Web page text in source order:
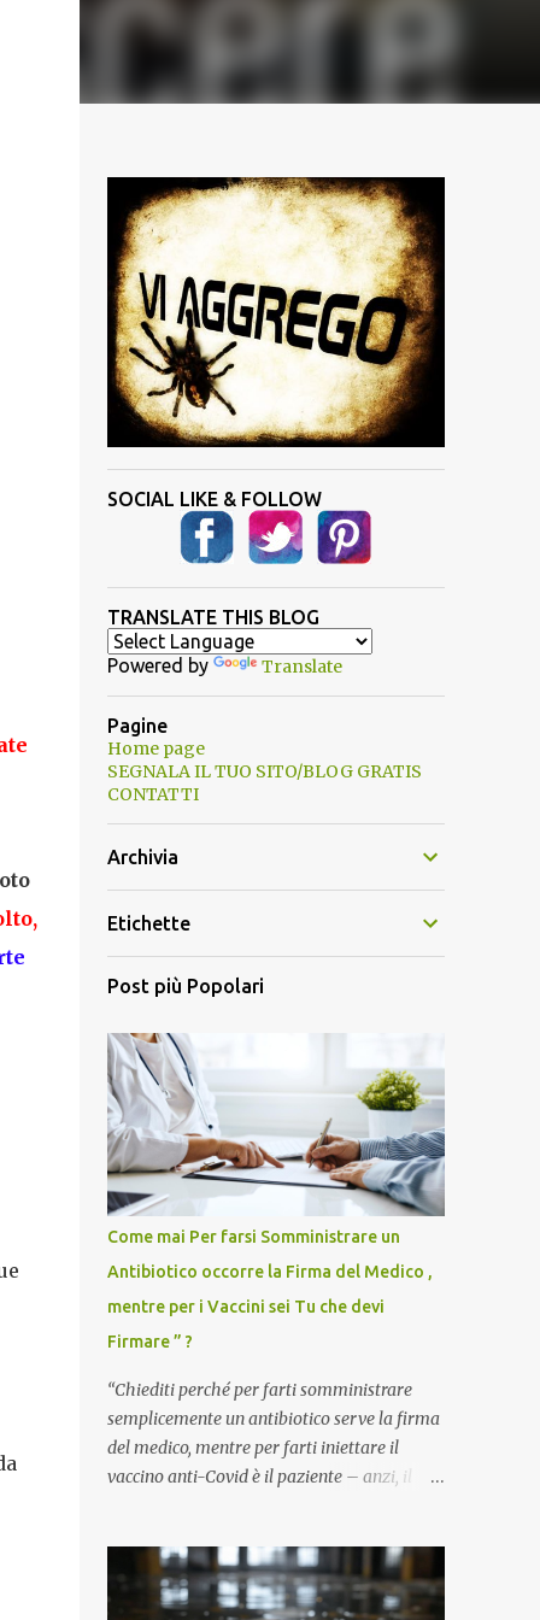
SOCIAL LIKE & FOLLOW
TRANSLATE THIS BLOG
Powered by Translate
Pagine
Home page
SEGNALA IL TUO SITO/BLOG GRATIS
CONTATTI
Archivia
Etichette
Post più Popolari
Come mai Per farsi Somministrare un
Antibiotico occorre la Firma del Medico ,
mentre per i Vaccini sei Tu che devi
Firmare ” ?
“Chiediti perché per farti somministrare
semplicemente un antibiotico serve la firma
del medico, mentre per farti iniettare il
vaccino anti-Covid è il paziente – anzi, il
domanda tanto semplice quanto devastante
quella posta dal dottor Andrea Stramezzi,